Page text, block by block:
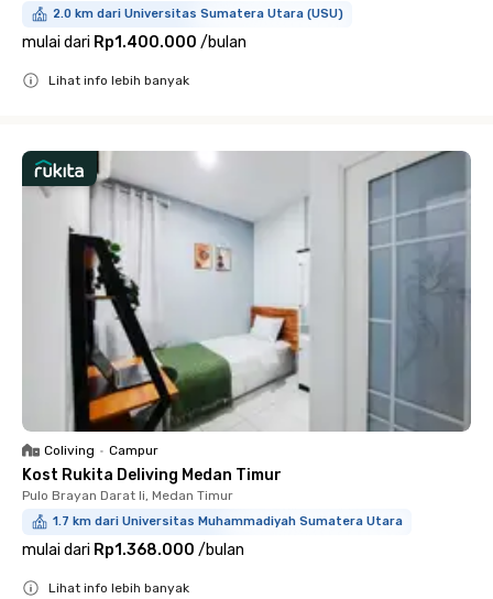
2.0 km dari Universitas Sumatera Utara (USU)
mulai dari Rp1.400.000 /bulan
Lihat info lebih banyak
Coliving • Campur
Kost Rukita Deliving Medan Timur
Pulo Brayan Darat Ii, Medan Timur
1.7 km dari Universitas Muhammadiyah Sumatera Utara
mulai dari Rp1.368.000 /bulan
Lihat info lebih banyak